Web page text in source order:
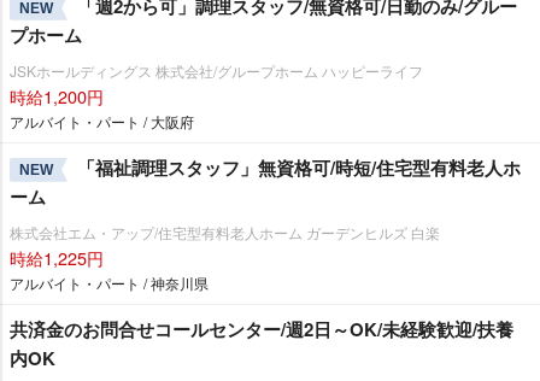
NEW
「週2から可」調理スタッフ/無資格可/日勤のみ/グルー
プホーム
JSKホールディングス 株式会社/グループホーム ハッピーライフ
時給1,200円
アルバイト・パート / 大阪府
NEW
「福祉調理スタッフ」無資格可/時短/住宅型有料老人ホ
ーム
株式会社エム・アップ/住宅型有料老人ホーム ガーデンヒルズ 白楽
時給1,225円
アルバイト・パート / 神奈川県
共済金のお問合せコールセンター/週2日～OK/未経験歓迎/扶養
内OK